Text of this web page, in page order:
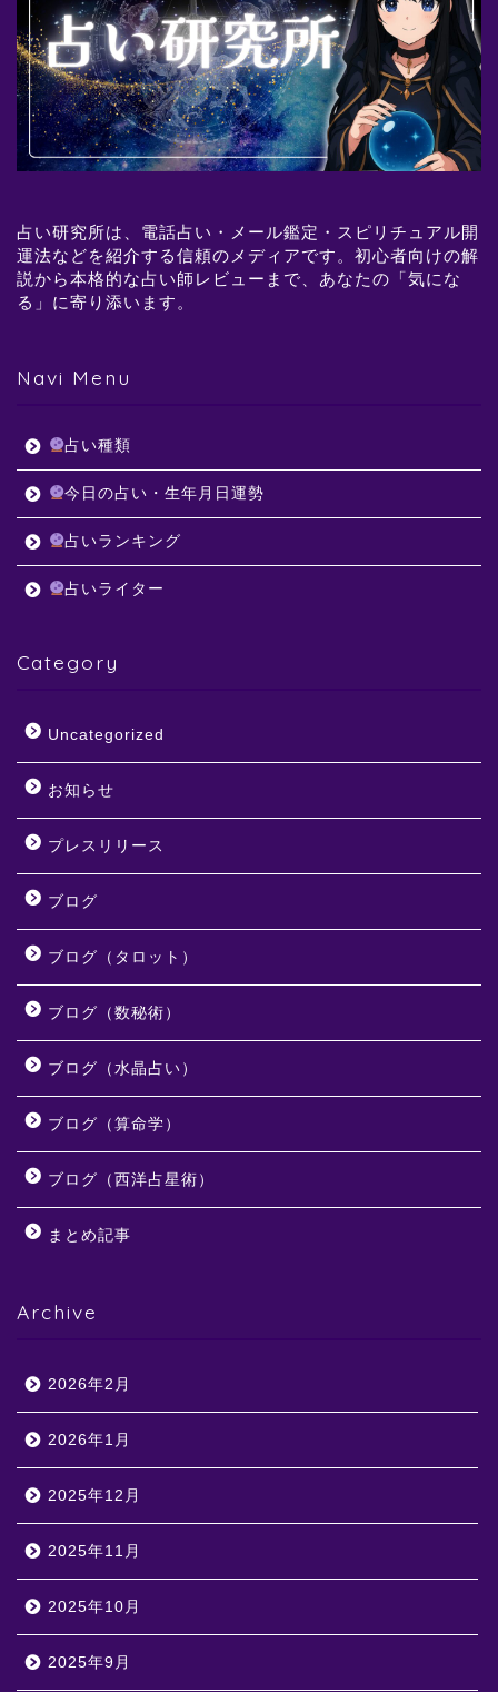
占い研究所は、電話占い・メール鑑定・スピリチュアル開
運法などを紹介する信頼のメディアです。初心者向けの解
説から本格的な占い師レビューまで、あなたの「気にな
る」に寄り添います。
Navi Menu
占い種類
今日の占い・生年月日運勢
占いランキング
占いライター
Category
Uncategorized
お知らせ
プレスリリース
ブログ
ブログ（タロット）
ブログ（数秘術）
ブログ（水晶占い）
ブログ（算命学）
ブログ（西洋占星術）
まとめ記事
Archive
2026年2月
2026年1月
2025年12月
2025年11月
2025年10月
2025年9月